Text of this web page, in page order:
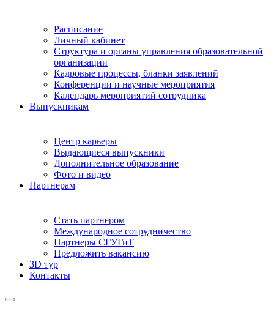
Расписание
Личный кабинет
Структура и органы управления образовательной
организации
Кадровые процессы, бланки заявлений
Конференции и научные мероприятия
Календарь мероприятий сотрудника
Выпускникам
Центр карьеры
Выдающиеся выпускники
Дополнительное образование
Фото и видео
Партнерам
Стать партнером
Международное сотрудничество
Партнеры СГУГиТ
Предложить вакансию
3D тур
Контакты